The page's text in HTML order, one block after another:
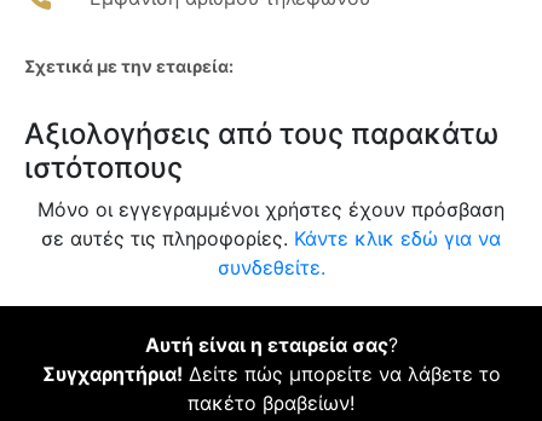
Σχετικά με την εταιρεία:
Αξιολογήσεις από τους παρακάτω
ιστότοπους
Μόνο οι εγγεγραμμένοι χρήστες έχουν πρόσβαση
σε αυτές τις πληροφορίες. Κάντε κλικ εδώ για να
συνδεθείτε.
Αυτή είναι η εταιρεία σας?
Συγχαρητήρια! Δείτε πώς μπορείτε να λάβετε το
πακέτο βραβείων!